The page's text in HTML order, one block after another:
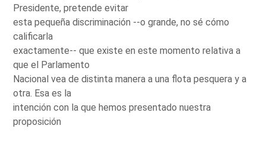
Presidente, pretende evitar
esta pequeña discriminación --o grande, no sé cómo
calificarla
exactamente-- que existe en este momento relativa a
que el Parlamento
Nacional vea de distinta manera a una flota pesquera y a
otra. Esa es la
intención con la que hemos presentado nuestra
proposición